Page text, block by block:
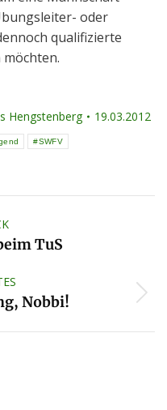
oder
qualifizierte
Hengstenberg
19.03.2012
SWFV
TuS
Nobbi!